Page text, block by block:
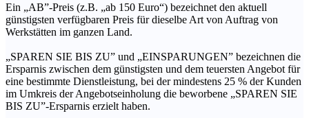
Ein „AB”-Preis (z.B. „ab 150 Euro“) bezeichnet den aktuell
günstigsten verfügbaren Preis für dieselbe Art von Auftrag von
Werkstätten im ganzen Land.
„SPAREN SIE BIS ZU” und „EINSPARUNGEN” bezeichnen die
Ersparnis zwischen dem günstigsten und dem teuersten Angebot für
eine bestimmte Dienstleistung, bei der mindestens 25 % der Kunden
im Umkreis der Angebotseinholung die beworbene „SPAREN SIE
BIS ZU”-Ersparnis erzielt haben.